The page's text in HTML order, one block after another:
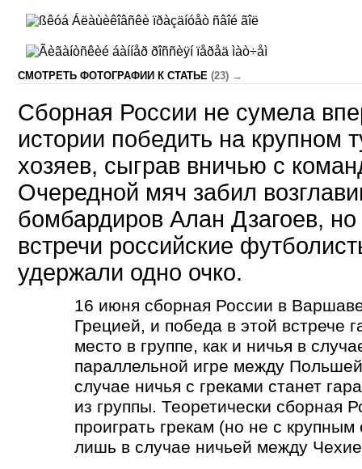
CМОТРЕТЬ ФОТОГРАФИИ К СТАТЬЕ (23) →
Сборная России не сумела
истории победить на крупном
хозяев, сыграв вничью с
Очередной мяч забил
бомбардиров Алан Дзагоев, но
встречи российские
удержали одно очко.
16 июня сборная России в
Грецией, и победа в этой встрече
место в группе, как и ничья в
параллельной игре между
случае ничья с греками станет
из группы. Теоретически сборная
проиграть грекам (но не с крупным
лишь в случае ничьей между